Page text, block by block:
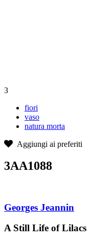
3
fiori
vaso
natura morta
Aggiungi ai preferiti
3AA1088
Georges Jeannin
A Still Life of Lilacs